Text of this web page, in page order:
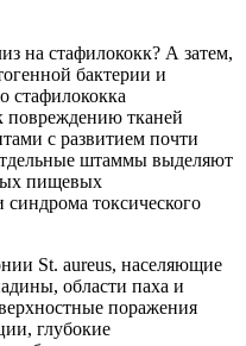
на стафилококк? А затем,
бактерии и
стафилококка
повреждению тканей
с развитием почти
штаммы выделяют
пищевых
токсического
St. aureus, населяющие
области паха и
поражения
глубокие